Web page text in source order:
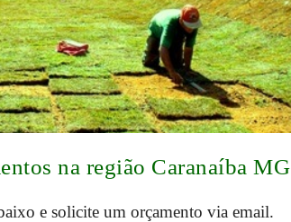
na região Caranaíba MG
e solicite um orçamento via email.